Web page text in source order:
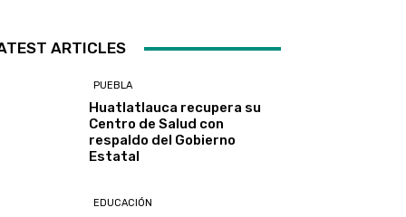
ARTICLES
PUEBLA
Huatlatlauca recupera su
Centro de Salud con
respaldo del Gobierno
Estatal
EDUCACIÓN